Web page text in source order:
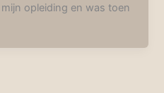
opleiding en was toen